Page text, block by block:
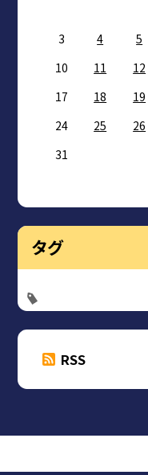
3
4 5
10
11 12
17
18 19
24
25 26
31
タグ
RSS